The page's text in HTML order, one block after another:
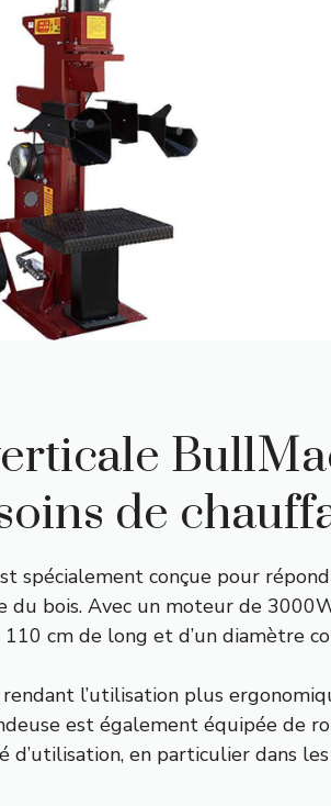
de
spécialement conçue pour
bois. Avec un moteur de
cm de long et d’un diamètre
l’utilisation plus
est également équipée de
en particulier dans